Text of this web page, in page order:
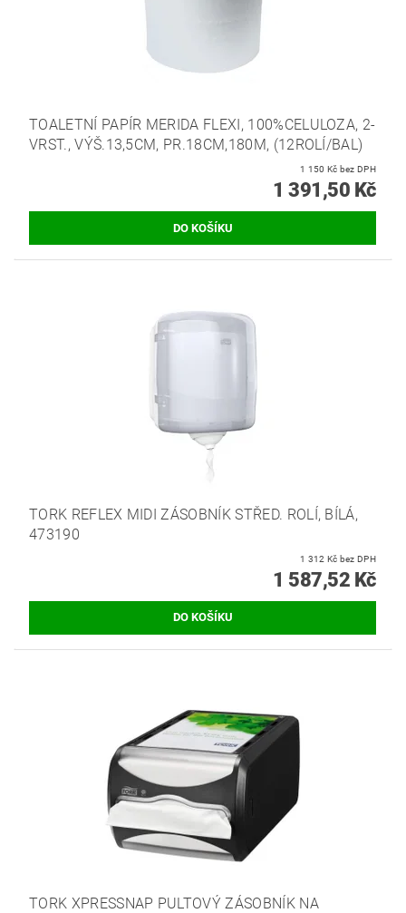
TOALETNÍ PAPÍR MERIDA FLEXI, 100%CELULOZA, 2-
VRST., VÝŠ.13,5CM, PR.18CM,180M, (12ROLÍ/BAL)
1 150 Kč bez DPH
1 391,50 Kč
TORK REFLEX MIDI ZÁSOBNÍK STŘED. ROLÍ, BÍLÁ,
473190
1 312 Kč bez DPH
1 587,52 Kč
TORK XPRESSNAP PULTOVÝ ZÁSOBNÍK NA